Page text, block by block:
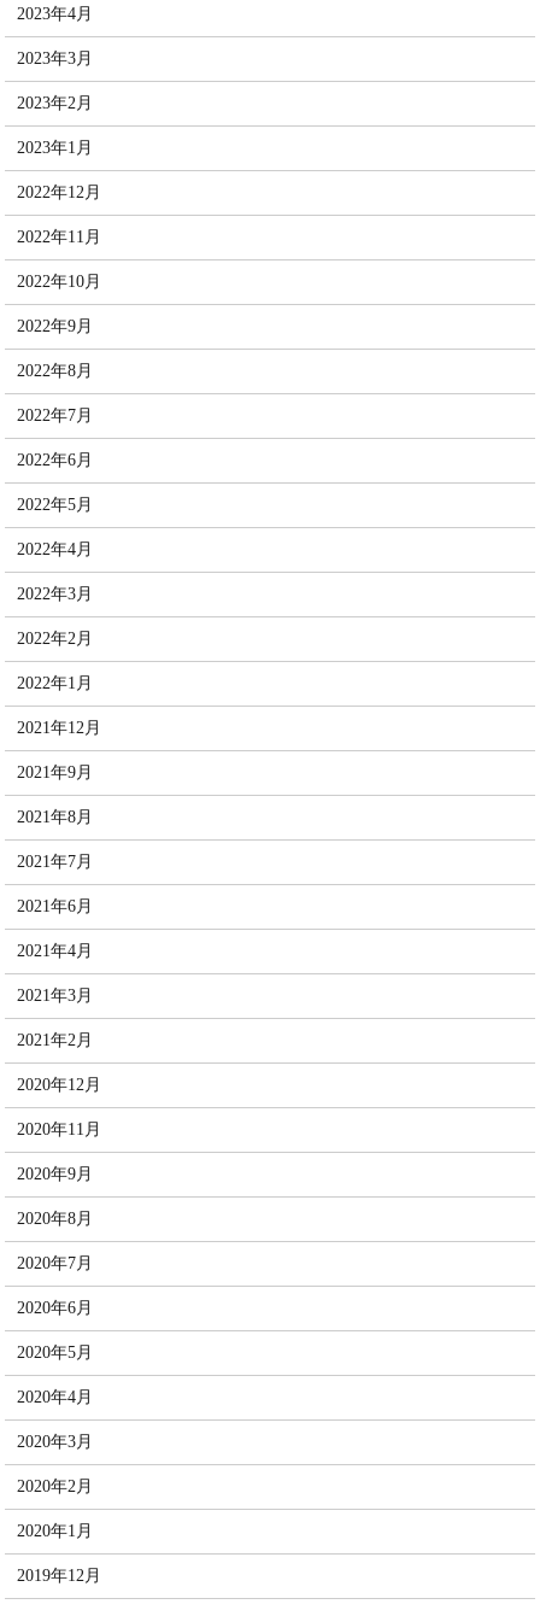
2023年4月
2023年3月
2023年2月
2023年1月
2022年12月
2022年11月
2022年10月
2022年9月
2022年8月
2022年7月
2022年6月
2022年5月
2022年4月
2022年3月
2022年2月
2022年1月
2021年12月
2021年9月
2021年8月
2021年7月
2021年6月
2021年4月
2021年3月
2021年2月
2020年12月
2020年11月
2020年9月
2020年8月
2020年7月
2020年6月
2020年5月
2020年4月
2020年3月
2020年2月
2020年1月
2019年12月